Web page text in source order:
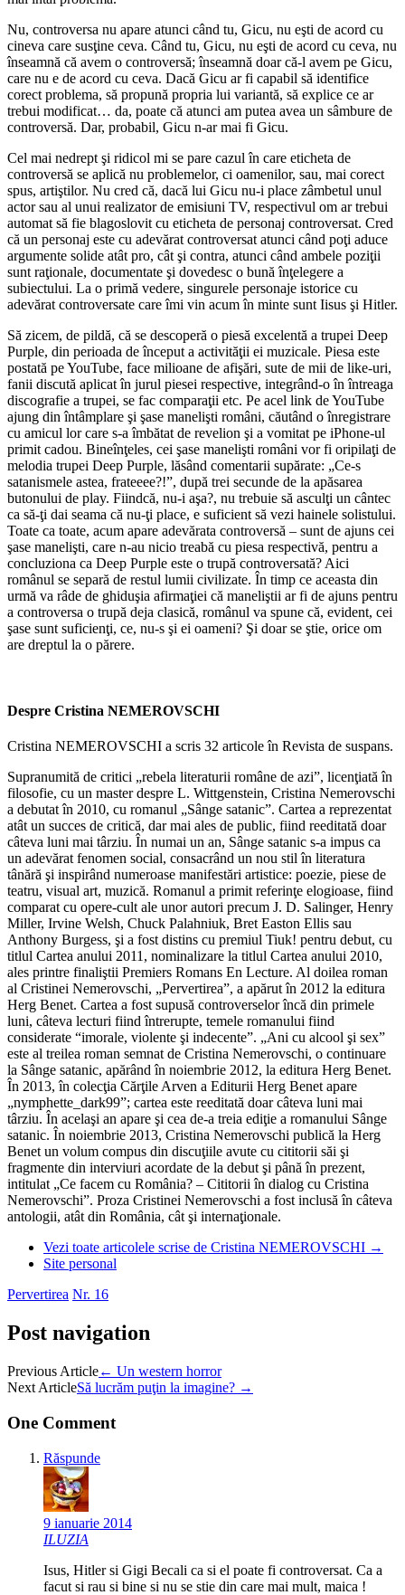
Nu, controversa nu apare atunci când tu, Gicu, nu eşti de acord cu
cineva care susţine ceva. Când tu, Gicu, nu eşti de acord cu ceva, nu
înseamnă că avem o controversă; înseamnă doar că-l avem pe Gicu,
care nu e de acord cu ceva. Dacă Gicu ar fi capabil să identifice
corect problema, să propună propria lui variantă, să explice ce ar
trebui modificat… da, poate că atunci am putea avea un sâmbure de
controversă. Dar, probabil, Gicu n-ar mai fi Gicu.
Cel mai nedrept şi ridicol mi se pare cazul în care eticheta de
controversă se aplică nu problemelor, ci oamenilor, sau, mai corect
spus, artiştilor. Nu cred că, dacă lui Gicu nu-i place zâmbetul unul
actor sau al unui realizator de emisiuni TV, respectivul om ar trebui
automat să fie blagoslovit cu eticheta de personaj controversat. Cred
că un personaj este cu adevărat controversat atunci când poţi aduce
argumente solide atât pro, cât şi contra, atunci când ambele poziţii
sunt raţionale, documentate şi dovedesc o bună înţelegere a
subiectului. La o primă vedere, singurele personaje istorice cu
adevărat controversate care îmi vin acum în minte sunt Iisus şi Hitler.
Să zicem, de pildă, că se descoperă o piesă excelentă a trupei Deep
Purple, din perioada de început a activităţii ei muzicale. Piesa este
postată pe YouTube, face milioane de afişări, sute de mii de like-uri,
fanii discută aplicat în jurul piesei respective, integrând-o în întreaga
discografie a trupei, se fac comparaţii etc. Pe acel link de YouTube
ajung din întâmplare şi şase manelişti români, căutând o înregistrare
cu amicul lor care s-a îmbătat de revelion şi a vomitat pe iPhone-ul
primit cadou. Bineînţeles, cei şase manelişti români vor fi oripilaţi de
melodia trupei Deep Purple, lăsând comentarii supărate: „Ce-s
satanismele astea, frateeee?!”, după trei secunde de la apăsarea
butonului de play. Fiindcă, nu-i aşa?, nu trebuie să asculţi un cântec
ca să-ţi dai seama că nu-ţi place, e suficient să vezi hainele solistului.
Toate ca toate, acum apare adevărata controversă – sunt de ajuns cei
şase manelişti, care n-au nicio treabă cu piesa respectivă, pentru a
concluziona ca Deep Purple este o trupă controversată? Aici
românul se separă de restul lumii civilizate. În timp ce aceasta din
urmă va râde de ghiduşia afirmaţiei că maneliştii ar fi de ajuns pentru
a controversa o trupă deja clasică, românul va spune că, evident, cei
şase sunt suficienţi, ce, nu-s şi ei oameni? Şi doar se ştie, orice om
are dreptul la o părere.
Despre Cristina NEMEROVSCHI
Cristina NEMEROVSCHI a scris 32 articole în Revista de suspans.
Supranumită de critici „rebela literaturii române de azi”, licenţiată în
filosofie, cu un master despre L. Wittgenstein, Cristina Nemerovschi
a debutat în 2010, cu romanul „Sânge satanic”. Cartea a reprezentat
atât un succes de critică, dar mai ales de public, fiind reeditată doar
câteva luni mai târziu. În numai un an, Sânge satanic s-a impus ca
un adevărat fenomen social, consacrând un nou stil în literatura
tânără şi inspirând numeroase manifestări artistice: poezie, piese de
teatru, visual art, muzică. Romanul a primit referinţe elogioase, fiind
comparat cu opere-cult ale unor autori precum J. D. Salinger, Henry
Miller, Irvine Welsh, Chuck Palahniuk, Bret Easton Ellis sau
Anthony Burgess, şi a fost distins cu premiul Tiuk! pentru debut, cu
titlul Cartea anului 2011, nominalizare la titlul Cartea anului 2010,
ales printre finaliştii Premiers Romans En Lecture. Al doilea roman
al Cristinei Nemerovschi, „Pervertirea”, a apărut în 2012 la editura
Herg Benet. Cartea a fost supusă controverselor încă din primele
luni, câteva lecturi fiind întrerupte, temele romanului fiind
considerate “imorale, violente şi indecente”. „Ani cu alcool şi sex”
este al treilea roman semnat de Cristina Nemerovschi, o continuare
la Sânge satanic, apărând în noiembrie 2012, la editura Herg Benet.
În 2013, în colecţia Cărţile Arven a Editurii Herg Benet apare
„nymphette_dark99”; cartea este reeditată doar câteva luni mai
târziu. În acelaşi an apare şi cea de-a treia ediţie a romanului Sânge
satanic. În noiembrie 2013, Cristina Nemerovschi publică la Herg
Benet un volum compus din discuţiile avute cu cititorii săi şi
fragmente din interviuri acordate de la debut şi până în prezent,
intitulat „Ce facem cu România? – Cititorii în dialog cu Cristina
Nemerovschi”. Proza Cristinei Nemerovschi a fost inclusă în câteva
antologii, atât din România, cât şi internaţionale.
Vezi toate articolele scrise de Cristina NEMEROVSCHI →
Site personal
Pervertirea Nr. 16
Post navigation
Previous Article← Un western horror
Next ArticleSă lucrăm puţin la imagine? →
One Comment
Răspunde
9 ianuarie 2014
ILUZIA
Isus, Hitler si Gigi Becali ca si el poate fi controversat. Ca a
facut si rau si bine si nu se stie din care mai mult, maica !